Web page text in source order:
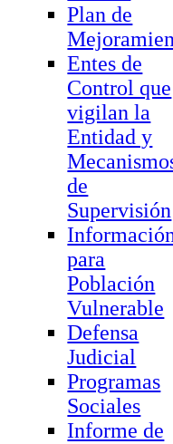
Plan de
Entes de
Control que
vigilan la
Entidad y
de
Supervisión
para
Población
Vulnerable
Defensa
Judicial
Programas
Sociales
Informe de